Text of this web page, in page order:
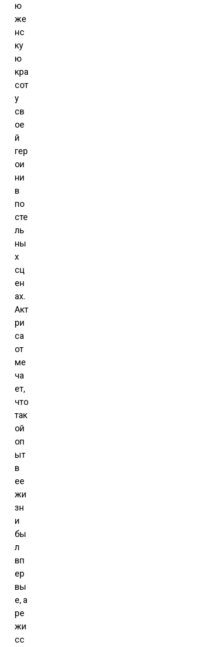
ю
же
нс
ку
ю
кра
сот
у
св
ое
й
гер
ои
ни
в
по
сте
ль
ны
х
сц
ен
ах.
Акт
ри
са
от
ме
ча
ет,
что
так
ой
оп
ыт
в
ее
жи
зн
и
бы
л
вп
ер
вы
е, а
ре
жи
сс